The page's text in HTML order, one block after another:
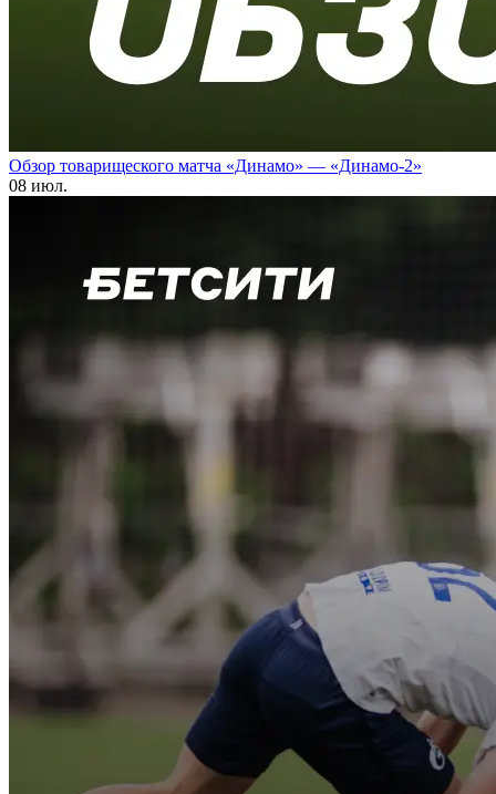
Обзор товарищеского матча «Динамо» — «Динамо-2»
08 июл.